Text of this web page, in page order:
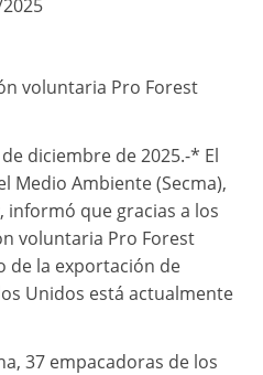
voluntaria Pro Forest
diciembre de 2025.-* El
Medio Ambiente (Secma),
informó que gracias a los
voluntaria Pro Forest
de la exportación de
Unidos está actualmente
37 empacadoras de los